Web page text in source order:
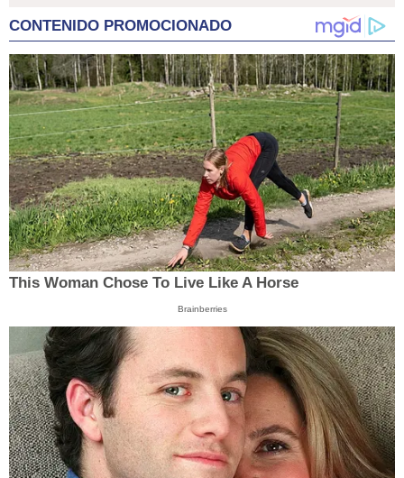
CONTENIDO PROMOCIONADO
This Woman Chose To Live Like A Horse
Brainberries